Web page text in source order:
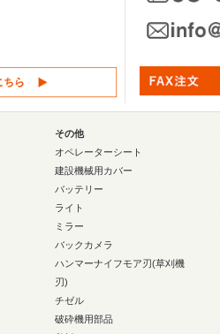
その他
オペレーターシート
建設機械用カバー
バッテリー
ライト
ミラー
バックカメラ
ハンマーナイフモア刃(草刈機
刃)
チゼル
破砕機用部品